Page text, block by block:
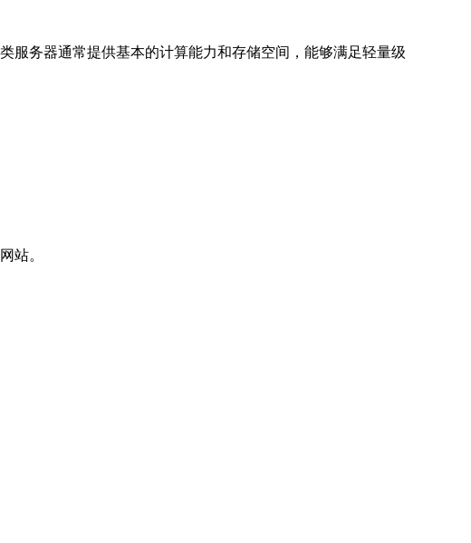
服务器通常提供基本的计算能力和存储空间，能够满足轻量级
站。